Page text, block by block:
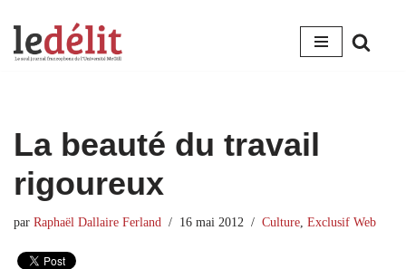
Aller
La beauté du travail
rigoureux
par Raphaël Dallaire Ferland 16 mai 2012 Culture Exclusif Web